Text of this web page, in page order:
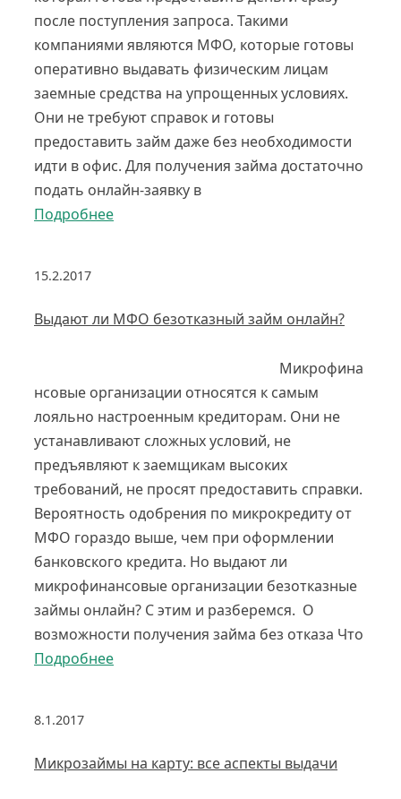
после поступления запроса. Такими
компаниями являются МФО, которые готовы
оперативно выдавать физическим лицам
заемные средства на упрощенных условиях.
Они не требуют справок и готовы
предоставить займ даже без необходимости
идти в офис. Для получения займа достаточно
подать онлайн-заявку в
Подробнее
15.2.2017
Выдают ли МФО безотказный займ онлайн?
Микрофина
нсовые организации относятся к самым
лояльно настроенным кредиторам. Они не
устанавливают сложных условий, не
предъявляют к заемщикам высоких
требований, не просят предоставить справки.
Вероятность одобрения по микрокредиту от
МФО гораздо выше, чем при оформлении
банковского кредита. Но выдают ли
микрофинансовые организации безотказные
займы онлайн? С этим и разберемся. О
возможности получения займа без отказа Что
Подробнее
8.1.2017
Микрозаймы на карту: все аспекты выдачи